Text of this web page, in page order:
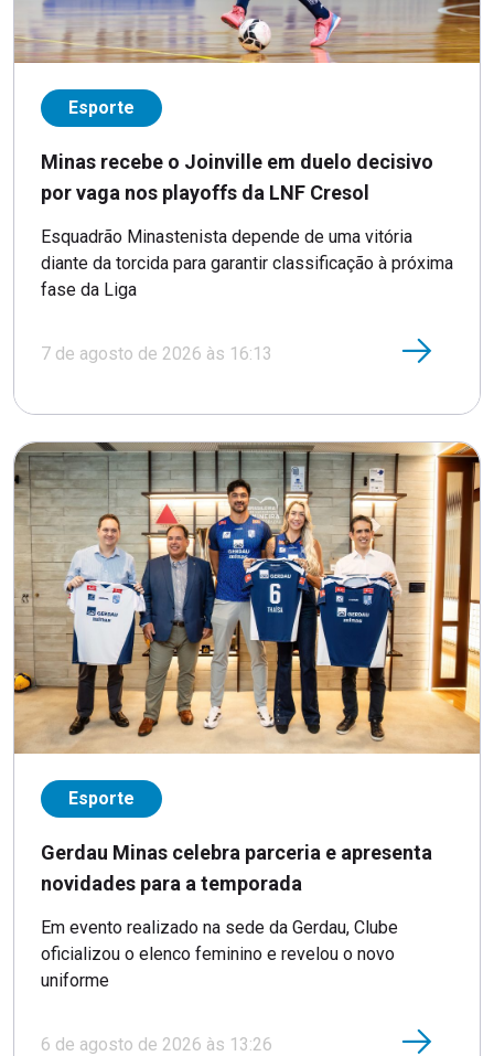
Esporte
Minas recebe o Joinville em duelo decisivo
por vaga nos playoffs da LNF Cresol
Esquadrão Minastenista depende de uma vitória
diante da torcida para garantir classificação à próxima
fase da Liga
7 de agosto de 2026 às 16:13
Esporte
Gerdau Minas celebra parceria e apresenta
novidades para a temporada
Em evento realizado na sede da Gerdau, Clube
oficializou o elenco feminino e revelou o novo
uniforme
6 de agosto de 2026 às 13:26